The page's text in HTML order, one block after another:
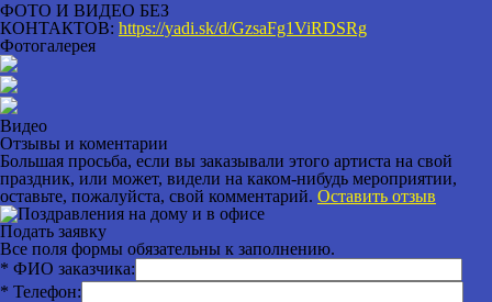
ФОТО И ВИДЕО БЕЗ
КОНТАКТОВ: https://yadi.sk/d/GzsaFg1ViRDSRg
Фотогалерея
Видео
Отзывы и коментарии
Большая просьба, если вы заказывали этого артиста на свой
праздник, или может, видели на каком-нибудь мероприятии,
оставьте, пожалуйста, свой комментарий. Оставить отзыв
Подать заявку
Все поля формы обязательны к заполнению.
* ФИО заказчика:
* Телефон: